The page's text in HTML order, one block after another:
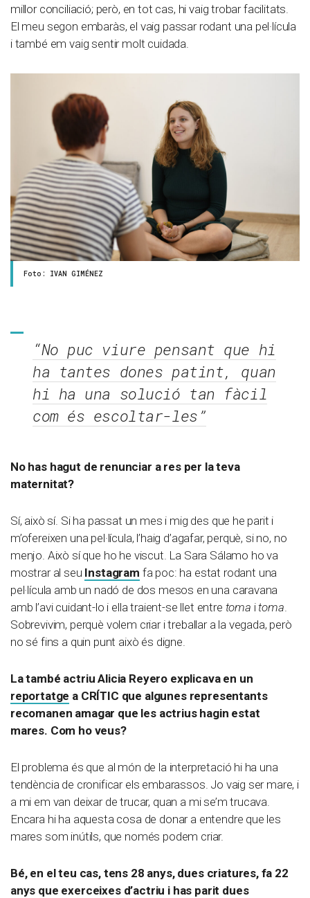
millor conciliació; però, en tot cas, hi vaig trobar facilitats.
El meu segon embaràs, el vaig passar rodant una pel·lícula
i també em vaig sentir molt cuidada.
Foto: IVAN GIMÉNEZ
“No puc viure pensant que hi
ha tantes dones patint, quan
hi ha una solució tan fàcil
com és escoltar-les”
No has hagut de renunciar a res per la teva
maternitat?
Sí, això sí. Si ha passat un mes i mig des que he parit i
m’ofereixen una pel·lícula, l’haig d’agafar, perquè, si no, no
menjo. Això sí que ho he viscut. La Sara Sálamo ho va
mostrar al seu Instagram fa poc: ha estat rodant una
pel·lícula amb un nadó de dos mesos en una caravana
amb l’avi cuidant-lo i ella traient-se llet entre toma itoma
Sobrevivim, perquè volem criar i treballar a la vegada, però
no sé fins a quin punt això és digne.
La també actriu Alicia Reyero explicava en un
reportatge a CRÍTIC que algunes representants
recomanen amagar que les actrius hagin estat
mares. Com ho veus?
El problema és que al món de la interpretació hi ha una
tendència de cronificar els embarassos. Jo vaig ser mare, i
a mi em van deixar de trucar, quan a mi se’m trucava.
Encara hi ha aquesta cosa de donar a entendre que les
mares som inútils, que només podem criar.
Bé, en el teu cas, tens 28 anys, dues criatures, fa 22
anys que exerceixes d’actriu i has parit dues